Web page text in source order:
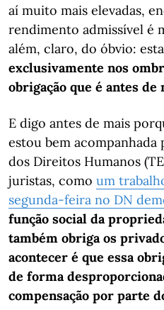
aí muito mais elevadas,
rendimento admissível é
além, claro, do óbvio: esta
exclusivamente nos
obrigação que é antes de
E digo antes de mais
estou bem
dos Direitos Humanos
juristas, como um
segunda-feira no DN
função social da
também obriga os
acontecer é que essa
de forma
compensação por parte